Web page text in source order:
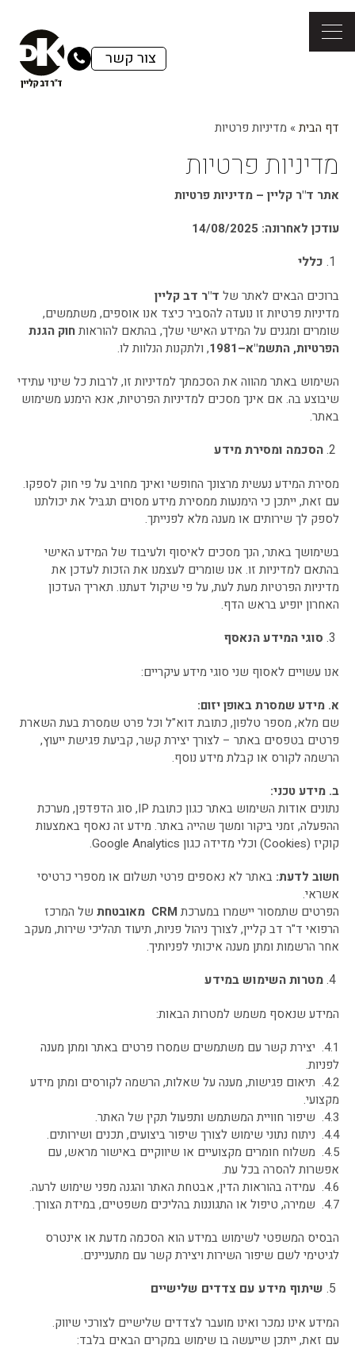
צור קשר
דף הבית » מדיניות פרטיות
מדיניות פרטיות
אתר ד"ר קליין – מדיניות פרטיות
עודכן לאחרונה: 14/08/2025
כללי
ברוכים הבאים לאתר של ד"ר דב קליין
מדיניות פרטיות זו נועדה להסביר כיצד אנו אוספים, משתמשים,
שומרים ומגנים על המידע האישי שלך, בהתאם להוראותחוק הגנת
הפרטיות, התשמ"א–1981
, ולתקנות הנלוות לו.
השימוש באתר מהווה את הסכמתך למדיניות זו, לרבות כל שינוי עתידי
שיבוצע בה. אם אינך מסכים למדיניות הפרטיות, אנא הימנע משימוש
באתר.
הסכמה ומסירת מידע
מסירת המידע נעשית מרצונך החופשי ואינך מחויב על פי חוק לספקו.
עם זאת, ייתכן כי הימנעות ממסירת מידע מסוים תגבּיל את יכולתנו
לספק לך שירותים או מענה מלא לפנייתך.
בשימושך באתר, הנך מסכים לאיסוף ולעיבוד של המידע האישי
בהתאם למדיניות זו. אנו שומרים לעצמנו את הזכות לעדכן את
מדיניות הפרטיות מעת לעת, על פי שיקול דעתנו. תאריך העדכון
האחרון יופיע בראש הדף.
סוגי המידע הנאסף
אנו עשויים לאסוף שני סוגי מידע עיקריים:
א. מידע שמסרת באופן יזום:
שם מלא, מספר טלפון, כתובת דוא"ל וכל פרט שמסרת בעת השארת
פרטים בטפסים באתר – לצורך יצירת קשר, קביעת פגישת ייעוץ,
הרשמה לקורס או קבלת מידע נוסף.
ב. מידע טכני:
נתונים אודות השימוש באתר כגון כתובת IP, סוג הדפדפן, מערכת
ההפעלה, זמני ביקור ומשך שהייה באתר. מידע זה נאסף באמצעות
קוקיז (Cookies) וכלי מדידה כגון Google Analytics.
חשוב לדעת: באתר לא נאספים פרטי תשלום או מספרי כרטיסי
אשראי.
הפרטים שתמסור יישמרו במערכת CRM מאובטחת של המרכז
הרפואי ד"ר דב קליין, לצורך ניהול פניות, תיעוד תהליכי שירות, מעקב
אחר הרשמות ומתן מענה איכותי לפניותיך.
מטרות השימוש במידע
המידע שנאסף משמש למטרות הבאות:
4.1. יצירת קשר עם משתמשים שמסרו פרטים באתר ומתן מענה
לפניות.
4.2. תיאום פגישות, מענה על שאלות, הרשמה לקורסים ומתן מידע
מקצועי.
4.3. שיפור חוויית המשתמש ותפעול תקין של האתר.
4.4. ניתוח נתוני שימוש לצורך שיפור ביצועים, תכנים ושירותים.
4.5. משלוח חומרים מקצועיים או שיווקיים באישור מראש, עם
אפשרות להסרה בכל עת.
4.6. עמידה בהוראות הדין, אבטחת האתר והגנה מפני שימוש לרעה.
4.7. שמירה, טיפול או התגוננות בהליכים משפטיים, במידת הצורך.
הבסיס המשפטי לשימוש במידע הוא הסכמה מדעת או אינטרס
לגיטימי לשם שיפור השירות ויצירת קשר עם מתעניינים.
שיתוף מידע עם צדדים שלישיים
המידע אינו נמכר ואינו מועבר לצדדים שלישיים לצורכי שיווק.
עם זאת, ייתכן שייעשה בו שימוש במקרים הבאים בלבד: